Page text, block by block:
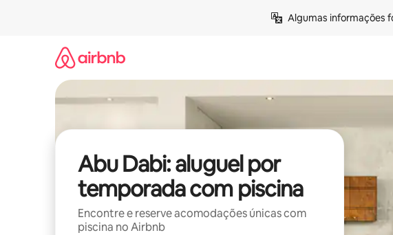
Algumas informações
Abu Dabi: aluguel por
temporada com piscina
Encontre e reserve acomodações únicas com
piscina no Airbnb